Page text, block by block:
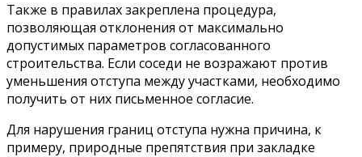
Также в правилах закреплена процедура,
позволяющая отклонения от максимально
допустимых параметров согласованного
строительства. Если соседи не возражают против
уменьшения отступа между участками, необходимо
получить от них письменное согласие.
Для нарушения границ отступа нужна причина, к
примеру, природные препятствия при закладке